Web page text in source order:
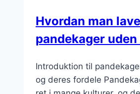
Hvordan man
pandekager
Introduktion til
og deres fordele